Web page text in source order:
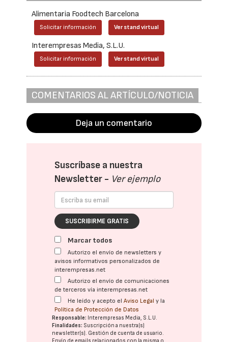
Alimentaria Foodtech Barcelona
Solicitar información Ver stand virtual
Interempresas Media, S.L.U.
Solicitar información Ver stand virtual
COMENTARIOS AL ARTÍCULO/NOTICIA
Deja un comentario
Suscríbase a nuestra
Newsletter - Ver ejemplo
SUSCRIBIRME GRATIS
Marcar todos
Autorizo el envío de newsletters y
avisos informativos personalizados de
interempresas.net
Autorizo el envío de comunicaciones
de terceros vía interempresas.net
He leído y acepto elAviso Legal y la
Política de Protección de Datos
Responsable: Interempresas Media, S.L.U.
Finalidades: Suscripción a nuestra(s)
newsletter(s). Gestión de cuenta de usuario.